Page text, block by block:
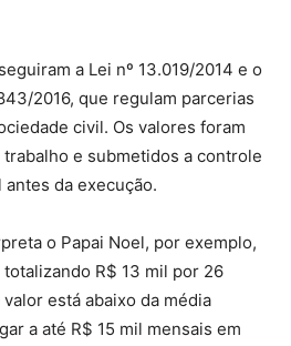
a Lei nº 13.019/2014 e o
2016, que regulam parcerias
civil. Os valores foram
e submetidos a controle
da execução.
o Papai Noel, por exemplo,
R$ 13 mil por 26
está abaixo da média
a até R$ 15 mil mensais em